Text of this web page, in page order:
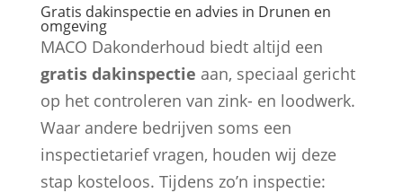
Gratis dakinspectie en advies in Drunen en
omgeving
MACO Dakonderhoud biedt altijd een
gratis dakinspectie aan, speciaal gericht
op het controleren van zink- en loodwerk.
Waar andere bedrijven soms een
inspectietarief vragen, houden wij deze
stap kosteloos. Tijdens zo’n inspectie: